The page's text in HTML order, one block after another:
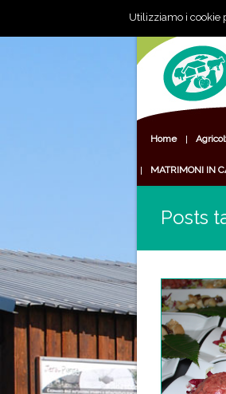
Home
MATRIMONI IN
Posts
Utilizziamo i cookie